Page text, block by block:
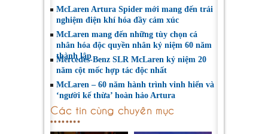
McLaren Artura Spider mới mang đến trải
nghiệm điện khí hóa đầy cảm xúc
McLaren mang đến những tùy chọn cá
nhân hóa độc quyền nhân kỷ niệm 60 năm
thành lập
Mercedes-Benz SLR McLaren kỷ niệm 20
năm cột mốc hợp tác độc nhất
McLaren – 60 năm hành trình vinh hiển và
‘người kế thừa’ hoàn hảo Artura
Các tin cùng chuyên mục